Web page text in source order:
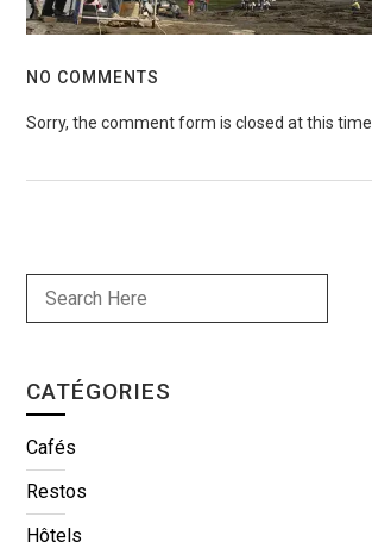
NO COMMENTS
Sorry, the comment form is closed at this time.
CATÉGORIES
Cafés
Restos
Hôtels